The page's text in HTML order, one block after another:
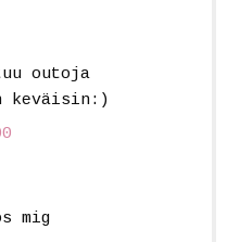
outoja
keväisin:)
mig